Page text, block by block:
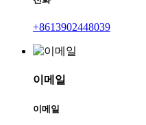
+8613902448039
이메일
이메일